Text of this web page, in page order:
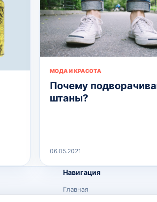
МОДА И КРАСОТА
Почему
штаны?
06.05.2021
Навигация
Главная